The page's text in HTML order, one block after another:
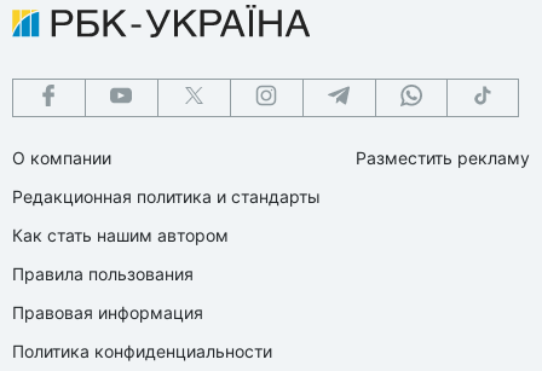
О компании
Редакционная политика и стандарты
Как стать нашим автором
Правила пользования
Правовая информация
Политика конфиденциальности
Разместить рекламу